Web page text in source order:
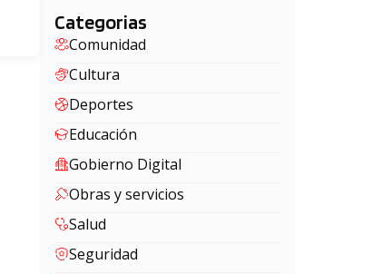
Categorias
Comunidad
Cultura
Deportes
Educación
Gobierno Digital
Obras y servicios
Salud
Seguridad